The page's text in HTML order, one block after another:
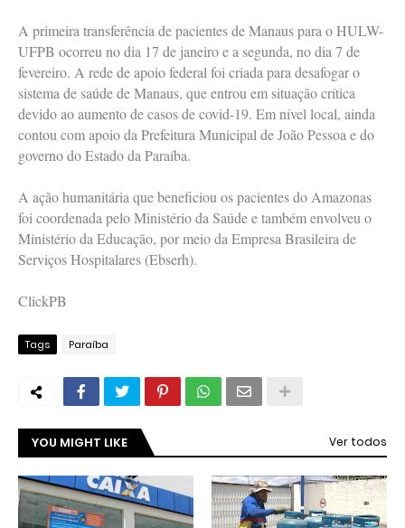
A primeira transferência de pacientes de Manaus para o HULW-
UFPB ocorreu no dia 17 de janeiro e a segunda, no dia 7 de
fevereiro. A rede de apoio federal foi criada para desafogar o
sistema de saúde de Manaus, que entrou em situação crítica
devido ao aumento de casos de covid-19. Em nível local, ainda
contou com apoio da Prefeitura Municipal de João Pessoa e do
governo do Estado da Paraíba.
A ação humanitária que beneficiou os pacientes do Amazonas
foi coordenada pelo Ministério da Saúde e também envolveu o
Ministério da Educação, por meio da Empresa Brasileira de
Serviços Hospitalares (Ebserh).
ClickPB
Tags Paraíba
YOU MIGHT LIKE Ver todos